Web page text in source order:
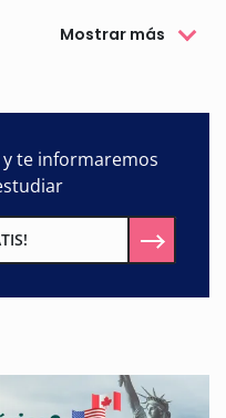
Mostrar más
te informaremos